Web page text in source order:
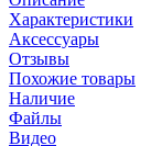
Характеристики
Аксессуары
Отзывы
Похожие товары
Наличие
Файлы
Видео